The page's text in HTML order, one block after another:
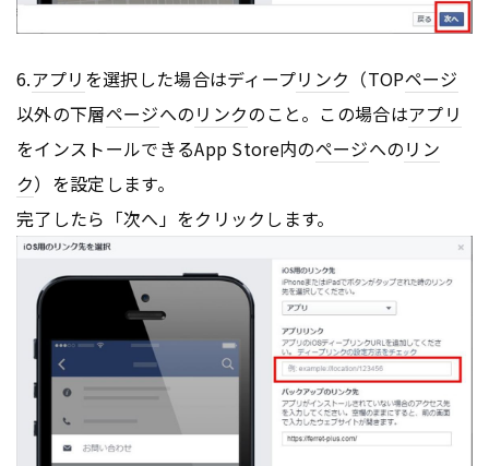
6.アプリ を選択した場合はディープリンク （TOPページ
以外の下層ページへのリンクのこと。この場合はアプリ
をインストールできるApp Store内のページへのリン
ク）を設定します。
完了したら「次へ」をクリックします。